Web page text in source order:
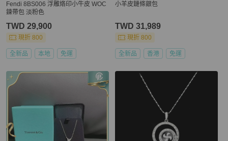
Fendi 8BS006 浮雕烙印小牛皮 WOC
鍊帶包 淡粉色
TWD 29,900
現折 800
全新品 本地 免運
小羊皮鏈條銀包
TWD 31,989
現折 800
全新品 香港 免運